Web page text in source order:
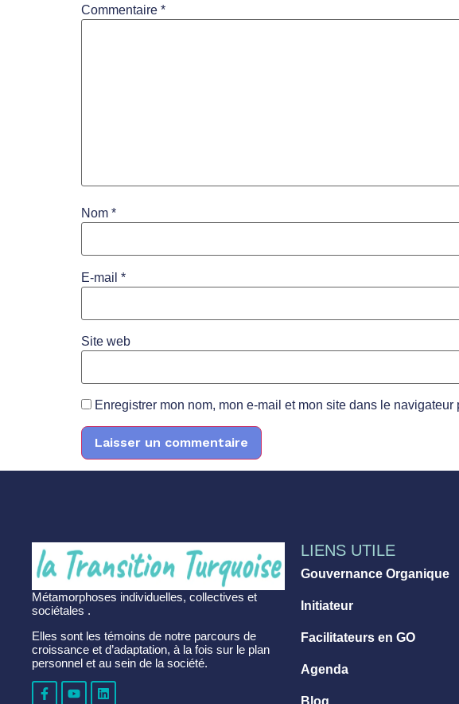
Commentaire *
Nom *
E-mail *
Site web
Enregistrer mon nom, mon e-mail et mon site dans le
Métamorphoses individuelles, collectives et
sociétales .
Elles sont les témoins de notre parcours de
croissance et d’adaptation, à la fois sur le plan
personnel et au sein de la société.
LIENS UTILE
Gouvernance Organique
Initiateur
Facilitateurs en GO
Agenda